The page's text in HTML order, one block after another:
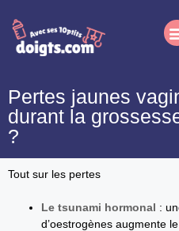
Pertes jaunes
durant la
?
Tout sur les pertes
Le tsunami hormonal :
d’oestrogènes augmente